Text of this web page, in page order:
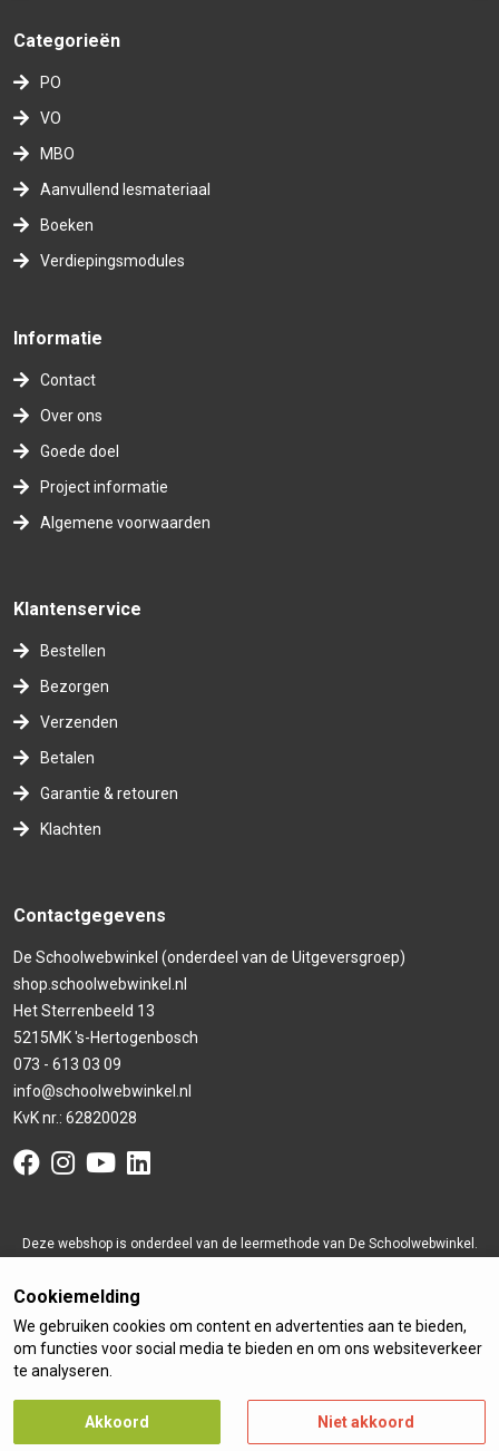
Categorieën
PO
VO
MBO
Aanvullend lesmateriaal
Boeken
Verdiepingsmodules
Informatie
Contact
Over ons
Goede doel
Project informatie
Algemene voorwaarden
Klantenservice
Bestellen
Bezorgen
Verzenden
Betalen
Garantie & retouren
Klachten
Contactgegevens
De Schoolwebwinkel (onderdeel van de Uitgeversgroep)
shop.schoolwebwinkel.nl
Het Sterrenbeeld 13
5215MK 's-Hertogenbosch
073 - 613 03 09
info@schoolwebwinkel.nl
KvK nr.: 62820028
Deze webshop is onderdeel van de leermethode van De Schoolwebwinkel.
identiteit te raadplegen in artikel 2 van de algemene voorwaarden.
Algemene voorwaarden|Privacy|Copyright| Alle genoemde prijzen zijn
inclusief BTW, exclusief verzend- en transactiekosten.
© Created by De Schoolwebwinkel™. Alle rechten voorbehouden.
Website doorPLUUT
Cookiemelding
We gebruiken cookies om content en advertenties aan te bieden,
om functies voor social media te bieden en om ons websiteverkeer
te analyseren.
Akkoord Niet akkoord